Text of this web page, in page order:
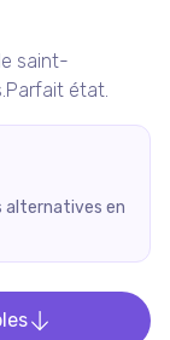
saint-
état.
alternatives en